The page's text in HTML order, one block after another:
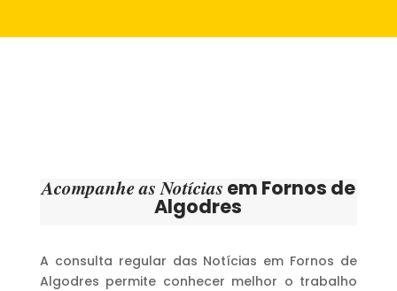
Acompanhe as Notícias em Fornos de
Algodres
A consulta regular das Notícias em Fornos de
Algodres permite conhecer melhor o trabalho